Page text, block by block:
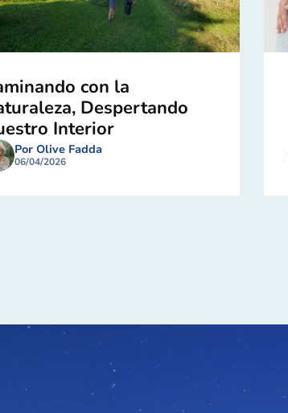
con la
Despertando
Interior
Por Olive Fadda
06/04/2026